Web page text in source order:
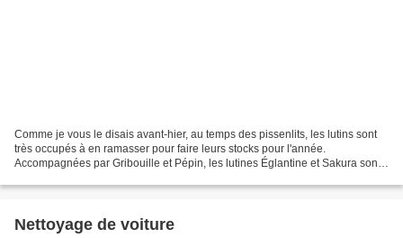
Comme je vous le disais avant-hier, au temps des pissenlits, les lutins sont
très occupés à en ramasser pour faire leurs stocks pour l'année.
Accompagnées par Gribouille et Pépin, les lutines Églantine et Sakura sont
Nettoyage de voiture